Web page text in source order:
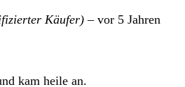
Käufer) – vor 5 Jahren
kam heile an.